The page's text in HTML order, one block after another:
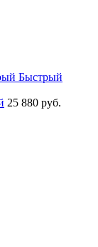
Быстрый
25 880 руб.